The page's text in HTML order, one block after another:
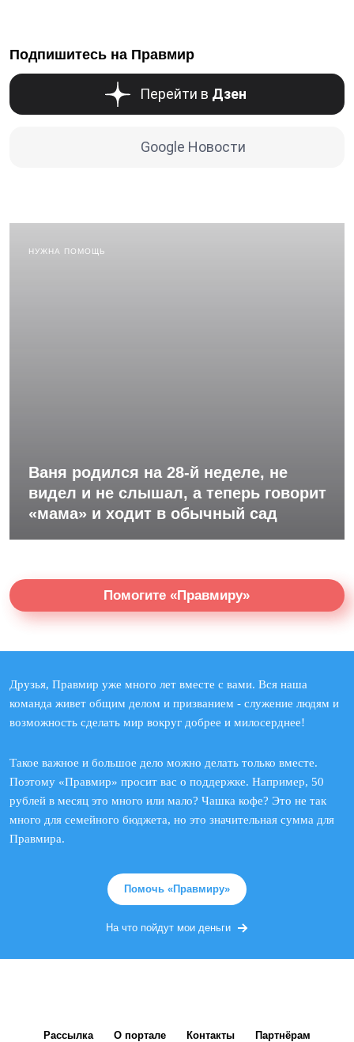
Подпишитесь на Правмир
Перейти в Дзен
Google Новости
НУЖНА ПОМОЩЬ
Ваня родился на 28-й неделе, не
видел и не слышал, а теперь говорит
«мама» и ходит в обычный сад
Помогите «Правмиру»
Друзья, Правмир уже много лет вместе с вами. Вся наша
команда живет общим делом и призванием - служение людям и
возможность сделать мир вокруг добрее и милосерднее!
Такое важное и большое дело можно делать только вместе.
Поэтому «Правмир» просит вас о поддержке. Например, 50
рублей в месяц это много или мало? Чашка кофе? Это не так
много для семейного бюджета, но это значительная сумма для
Правмира.
Помочь «Правмиру»
На что пойдут мои деньги
Рассылка О портале Контакты Партнёрам